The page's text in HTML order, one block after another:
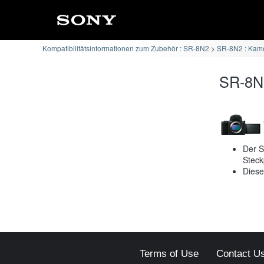
Kompatibilitätsinformationen zum Zubehör : SR-8N2 SR-8N2 :
SR-
Der
Terms of Use Contact